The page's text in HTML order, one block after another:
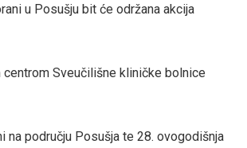
u Posušju bit će održana akcija
Sveučilišne kliničke bolnice
na području Posušja te 28. ovogodišnja